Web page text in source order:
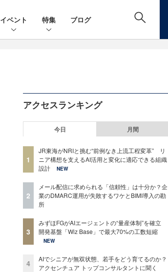
イベント 特集 ブログ
アクセスランキング
今日 月間
1
JR東海がNRIと挑む“前例なき上流工程変革” リ
ニア構想を支えるAI活用と変化に適応できる組織
設計
NEW
2
メール配信に求められる「信頼性」は十分か？企
業のDMARC運用が失敗するワケとBIMI導入の勘
所
3
みずほFGがAIエージェントの“量産体制”を確立
開発基盤「Wiz Base」で最大70%の工数短縮
NEW
4
AIでシニアが無双状態、若手をどう育てるのか？
アクセンチュア トップコンサルタントに聞く